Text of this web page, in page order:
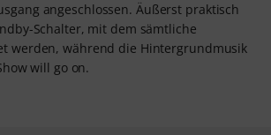
angeschlossen. Äußerst praktisch
Schalter, mit dem sämtliche
werden, während die Hintergrundmusik
will go on.